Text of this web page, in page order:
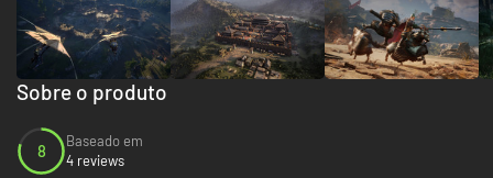
Sobre o produto
8
Baseado em
4 reviews